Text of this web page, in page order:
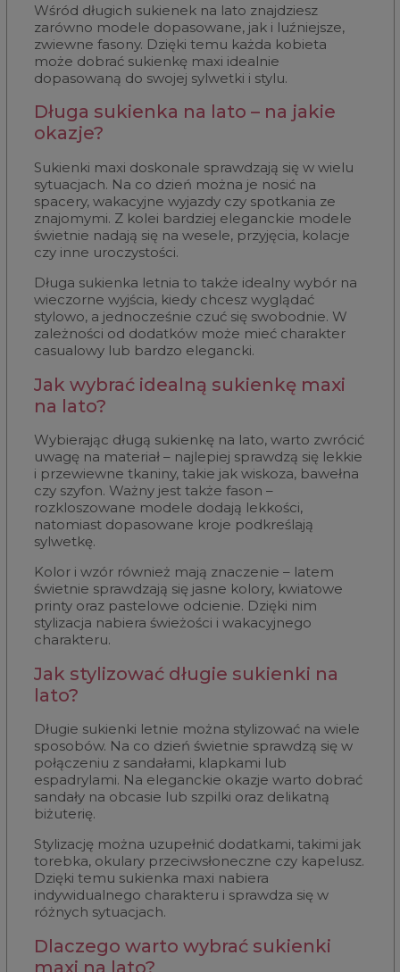
Wśród długich sukienek na lato znajdziesz
zarówno modele dopasowane, jak i luźniejsze,
zwiewne fasony. Dzięki temu każda kobieta
może dobrać sukienkę maxi idealnie
dopasowaną do swojej sylwetki i stylu.
Długa sukienka na lato – na jakie
okazje?
Sukienki maxi doskonale sprawdzają się w wielu
sytuacjach. Na co dzień można je nosić na
spacery, wakacyjne wyjazdy czy spotkania ze
znajomymi. Z kolei bardziej eleganckie modele
świetnie nadają się na wesele, przyjęcia, kolacje
czy inne uroczystości.
Długa sukienka letnia to także idealny wybór na
wieczorne wyjścia, kiedy chcesz wyglądać
stylowo, a jednocześnie czuć się swobodnie. W
zależności od dodatków może mieć charakter
casualowy lub bardzo elegancki.
Jak wybrać idealną sukienkę maxi
na lato?
Wybierając długą sukienkę na lato, warto zwrócić
uwagę na materiał – najlepiej sprawdzą się lekkie
i przewiewne tkaniny, takie jak wiskoza, bawełna
czy szyfon. Ważny jest także fason –
rozkloszowane modele dodają lekkości,
natomiast dopasowane kroje podkreślają
sylwetkę.
Kolor i wzór również mają znaczenie – latem
świetnie sprawdzają się jasne kolory, kwiatowe
printy oraz pastelowe odcienie. Dzięki nim
stylizacja nabiera świeżości i wakacyjnego
charakteru.
Jak stylizować długie sukienki na
lato?
Długie sukienki letnie można stylizować na wiele
sposobów. Na co dzień świetnie sprawdzą się w
połączeniu z sandałami, klapkami lub
espadrylami. Na eleganckie okazje warto dobrać
sandały na obcasie lub szpilki oraz delikatną
biżuterię.
Stylizację można uzupełnić dodatkami, takimi jak
torebka, okulary przeciwsłoneczne czy kapelusz.
Dzięki temu sukienka maxi nabiera
indywidualnego charakteru i sprawdza się w
różnych sytuacjach.
Dlaczego warto wybrać sukienki
maxi na lato?